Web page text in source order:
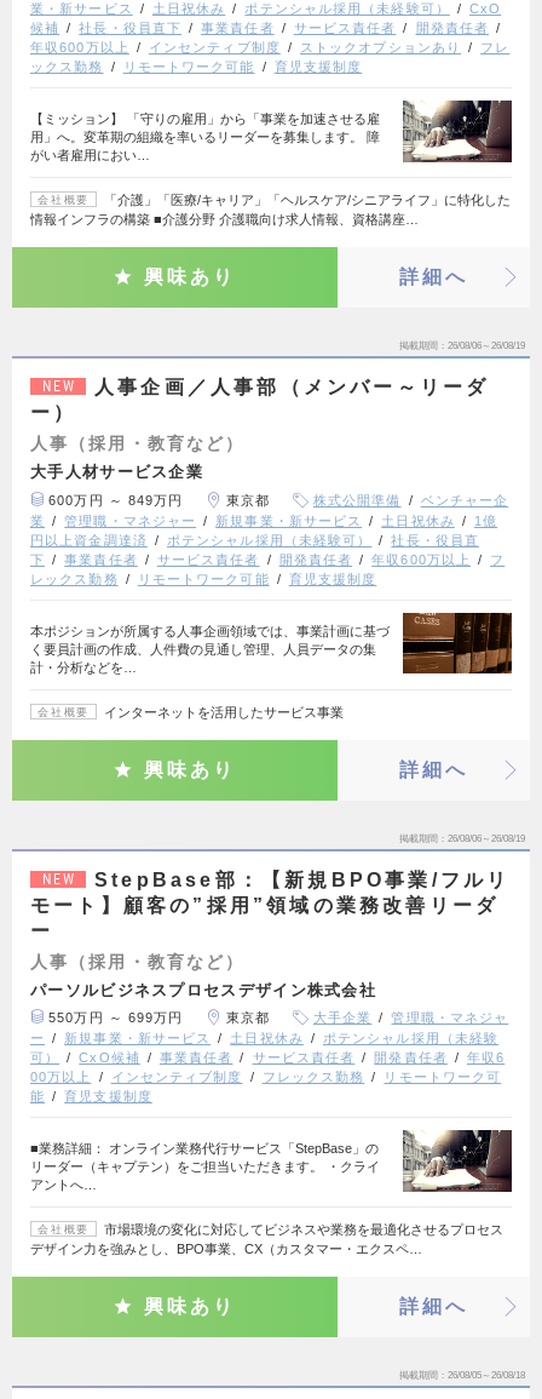
業・新サービス
土日祝休み ポテンシャル採用（未経験可）
CxO
候補
社長・役員直下 事業責任者 サービス責任者
開発責任者
年収600万以上
インセンティブ制度 ストックオプションあり
フレ
ックス勤務
リモートワーク可能 育児支援制度
【ミッション】 「守りの雇用」から「事業を加速させる雇
用」へ。変革期の組織を率いるリーダーを募集します。 障
がい者雇用におい…
会社概要
「介護」「医療/キャリア」「ヘルスケア/シニアライフ」に特化した
情報インフラの構築 ■介護分野 介護職向け求人情報、資格講座…
興味あり 詳細へ
掲載期間 26/08/06～26/08/19
NEW
人事企画／人事部（メンバー～リーダ
ー）
人事（採用・教育など）
大手人材サービス企業
600万円 ～ 849万円 東京都 株式公開準備
ベンチャー企
業
管理職・マネジャー 新規事業・新サービス 土日祝休み
1億
円以上資金調達済
ポテンシャル採用（未経験可）
社長・役員直
下
事業責任者 サービス責任者 開発責任者 年収600万以上
フ
レックス勤務
リモートワーク可能 育児支援制度
本ポジションが所属する人事企画領域では、事業計画に基づ
く要員計画の作成、人件費の見通し管理、人員データの集
計・分析などを…
会社概要 インターネットを活用したサービス事業
興味あり 詳細へ
掲載期間 26/08/06～26/08/19
NEW
StepBase部：【新規BPO事業/フルリ
モート】顧客の”採用”領域の業務改善リーダ
ー
人事（採用・教育など）
パーソルビジネスプロセスデザイン株式会社
550万円 ～ 699万円 東京都 大手企業
管理職・マネジャ
ー
新規事業・新サービス 土日祝休み
ポテンシャル採用（未経験
可）
CxO候補 事業責任者 サービス責任者 開発責任者
年収6
00万以上
インセンティブ制度 フレックス勤務
リモートワーク可
能
育児支援制度
■業務詳細： オンライン業務代行サービス「StepBase」の
リーダー（キャプテン）をご担当いただきます。 ・クライ
アントへ…
会社概要
市場環境の変化に対応してビジネスや業務を最適化させるプロセス
デザイン力を強みとし、BPO事業、CX（カスタマー・エクスペ…
興味あり 詳細へ
掲載期間 26/08/05～26/08/18